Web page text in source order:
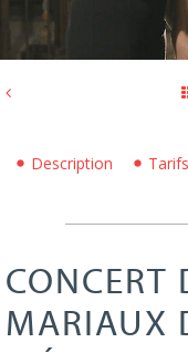
Description
CONCERT
MARIAUX